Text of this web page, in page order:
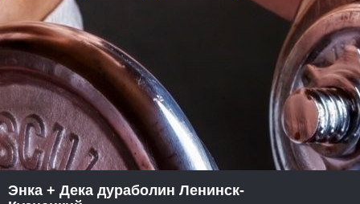
Энка + Дека дураболин Ленинск-